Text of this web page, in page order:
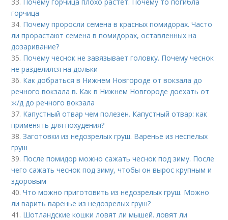
горчица
34. Почему проросли семена в красных помидорах. Часто
ли прорастают семена в помидорах, оставленных на
дозаривание?
35. Почему чеснок не завязывает головку. Почему чеснок
не разделился на дольки
36. Как добраться в Нижнем Новгороде от вокзала до
речного вокзала в. Как в Нижнем Новгороде доехать от
ж/д до речного вокзала
37. Капустный отвар чем полезен. Капустный отвар: как
применять для похудения?
38.Заготовки из недозрелых груш. Варенье из неспелых
груш
39. После помидор можно сажать чеснок под зиму. После
чего сажать чеснок под зиму, чтобы он вырос крупным и
здоровым
40.Что можно приготовить из недозрелых груш. Можно
ли варить варенье из недозрелых груш?
41. Шотландские кошки ловят ли мышей. ловят ли